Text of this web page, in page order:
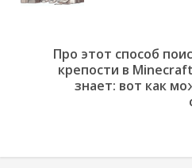
Про этот способ
крепости в
знает: вот как